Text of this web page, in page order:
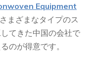
Equipment
まざまなタイプのス
てきた中国の会社で
のが得意です。